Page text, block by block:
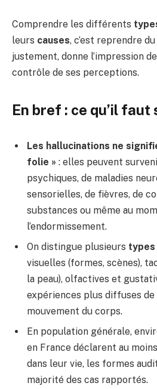
Comprendre les différents
leurs causes, c’est reprendre
justement, donne l’impression
contrôle de ses perceptions.
En bref : ce qu’il faut
Les hallucinations ne
folie » : elles peuvent
psychiques, de maladies
sensorielles, de fièvres, de
substances ou même au
l’endormissement.
On distingue plusieurs types
visuelles (formes, scènes),
la peau), olfactives et
expériences plus diffuses de
mouvement du corps.
En population générale,
en France déclarent au
dans leur vie, les formes
majorité des cas rapportés.